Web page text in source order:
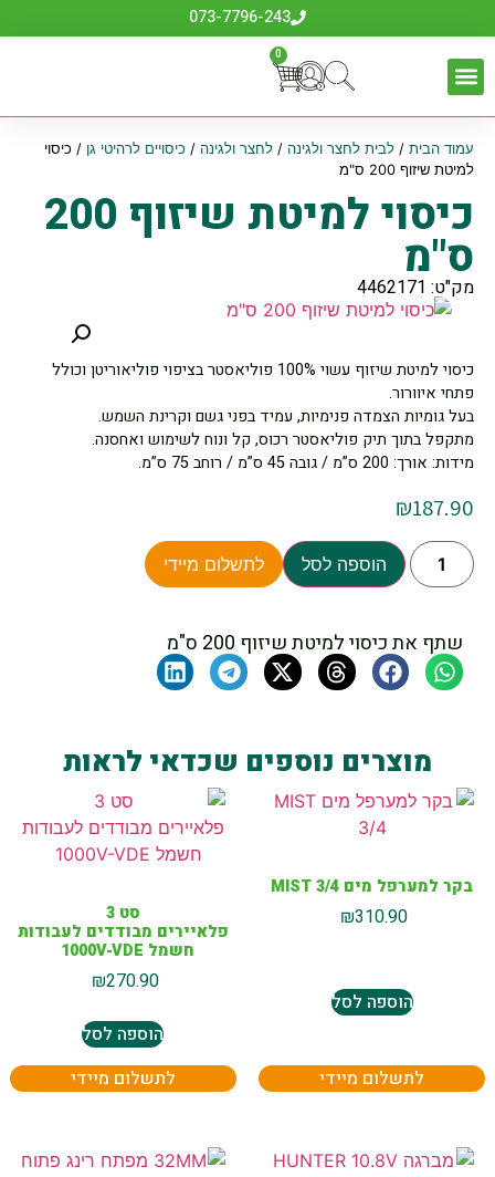
073-7796-243
0
עמוד הבית/ לבית לחצר ולגינה / לחצר ולגינה / כיסויים לרהיטי גן / כיסוי
למיטת שיזוף 200 ס"מ
כיסוי למיטת שיזוף 200
ס"מ
מק"ט: 4462171
כיסוי למיטת שיזוף עשוי 100% פוליאסטר בציפוי פוליאוריטן וכולל
פתחי איוורור.
בעל גומיות הצמדה פנימיות, עמיד בפני גשם וקרינת השמש.
מתקפל בתוך תיק פוליאסטר רכוס, קל ונוח לשימוש ואחסנה.
מידות: אורך: 200 ס”מ / גובה 45 ס”מ / רוחב 75 ס”מ.
₪187.90
הוספה לסל לתשלום מיידי
שתף את כיסוי למיטת שיזוף 200 ס"מ
מוצרים נוספים שכדאי לראות
בקר למערפל מים MIST 3/4
₪310.90
הוספה לסל
לתשלום מיידי
סט 3
פלאיירים מבודדים לעבודות
חשמל 1000V-VDE
₪270.90
הוספה לסל
לתשלום מיידי